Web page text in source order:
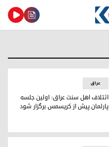
عراق
ائتلاف اهل سنت عراق: اولین جلسه
پارلمان پیش از کریسمس برگزار شود